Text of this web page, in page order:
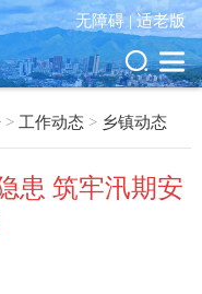
无障碍 |适老版
> 工作动态 > 乡镇动态
患 筑牢汛期安